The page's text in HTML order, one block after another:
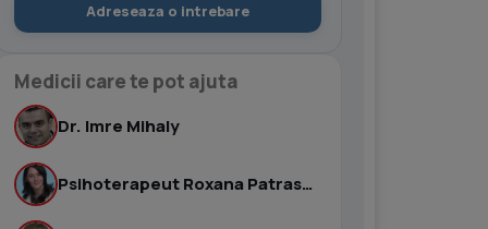
Adreseaza o intrebare
Medicii care te pot ajuta
Dr. Imre Mihaly
Psihoterapeut Roxana Patrascu